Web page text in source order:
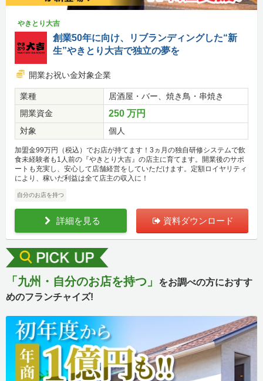
やきとり大吉
創業50年に向け、リブランディングした“新
生”やきとり大吉で独立の夢を
開業お祝い金対象企業
業種
居酒屋・バー、焼き鳥・串焼き
開業資金
250 万円
対象 個人
加盟金99万円（税込）でお店が持てます！3ヵ月の独自研修システムで飲
食未経験者も1人前の『やきとり大吉』の店主に育てます。開業後のサポ
ートも充実し、安心して店舗経営をしていただけます。定額ロイヤリティ
により、稼いだ利益は全て店主の収入に！
自分のお店を持つ
詳細を見る 資料ダウンロード
「九州・自分のお店を持つ」
をお調べの方におすす
めのフランチャイズ!